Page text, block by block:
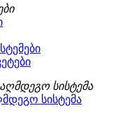
სისტემა